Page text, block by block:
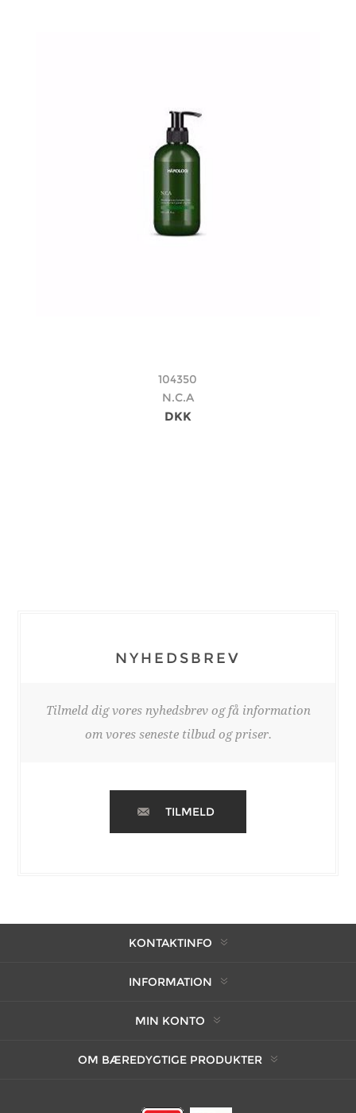
104350
N.C.A
DKK
NYHEDSBREV
Tilmeld dig vores nyhedsbrev og få information
om vores seneste tilbud og priser.
TILMELD
KONTAKTINFO
INFORMATION
MIN KONTO
OM BÆREDYGTIGE PRODUKTER